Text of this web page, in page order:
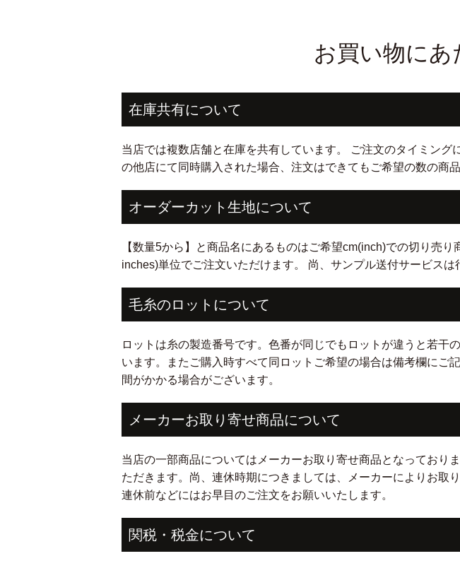
お買い物に
在庫共有について
当店では複数店舗と在庫を共有しています。 ご注文のタイミン
の他店にて同時購入された場合、注文はできてもご希望の数の商
オーダーカット生地について
【数量5から】と商品名にあるものはご希望cm(inch)での切り売
inches)単位でご注文いただけます。 尚、サンプル送付サービスは
毛糸のロットについて
ロットは糸の製造番号です。色番が同じでもロットが違うと若
います。またご購入時すべて同ロットご希望の場合は備考欄にご
間がかかる場合がございます。
メーカーお取り寄せ商品について
当店の一部商品についてはメーカーお取り寄せ商品となっており
ただきます。尚、連休時期につきましては、メーカーによりお取
連休前などにはお早目のご注文をお願いいたします。
関税・税金について